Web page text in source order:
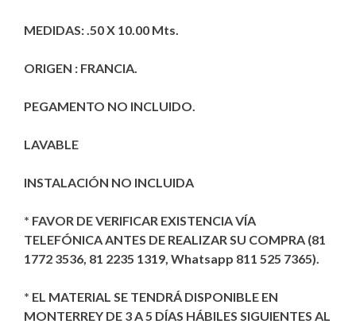
MEDIDAS: .50 X 10.00 Mts.
ORIGEN : FRANCIA.
PEGAMENTO NO INCLUIDO.
LAVABLE
INSTALACIÓN NO INCLUIDA
* FAVOR DE VERIFICAR EXISTENCIA VÍA
TELEFÓNICA ANTES DE REALIZAR SU COMPRA (81
1772 3536, 81 2235 1319, Whatsapp 811 525 7365).
* EL MATERIAL SE TENDRÁ DISPONIBLE EN
MONTERREY DE 3 A 5 DÍAS HÁBILES SIGUIENTES AL